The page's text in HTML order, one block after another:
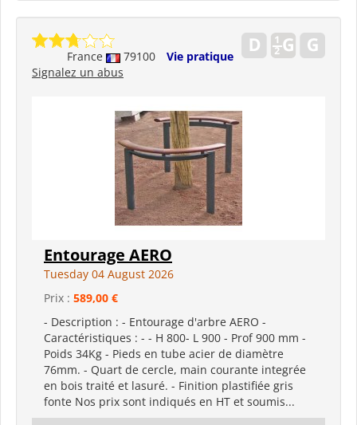
France 79100
Vie pratique
Signalez un abus
Entourage AERO
Tuesday 04 August 2026
Prix : 589,00 €
- Description : - Entourage d'arbre AERO -
Caractéristiques : - - H 800- L 900 - Prof 900 mm -
Poids 34Kg - Pieds en tube acier de diamètre
76mm. - Quart de cercle, main courante integrée
en bois traité et lasuré. - Finition plastifiée gris
fonte Nos prix sont indiqués en HT et soumis...